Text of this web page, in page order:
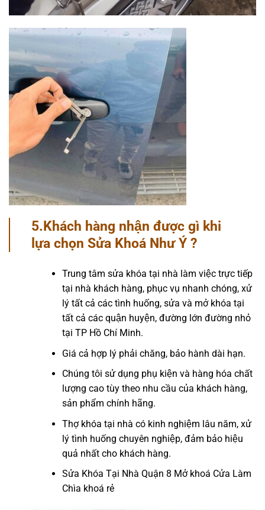
5.Khách hàng nhận được gì khi
lựa chọn Sửa Khoá Như Ý ?
Trung tâm sửa khóa tại nhà làm việc trực tiếp
tại nhà khách hàng, phục vụ nhanh chóng, xử
lý tất cả các tình huống, sửa và mở khóa tại
tất cả các quận huyện, đường lớn đường nhỏ
tại TP Hồ Chí Minh.
Giá cả hợp lý phải chăng, bảo hành dài hạn.
Chúng tôi sử dụng phụ kiện và hàng hóa chất
lượng cao tùy theo nhu cầu của khách hàng,
sản phẩm chính hãng.
Thợ khóa tại nhà có kinh nghiệm lâu năm, xử
lý tình huống chuyên nghiệp, đảm bảo hiệu
quả nhất cho khách hàng.
Sửa Khóa Tại Nhà Quận 8 Mở khoá Cửa Làm
Chìa khoá rẻ